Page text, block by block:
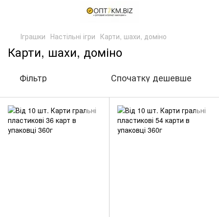
Іграшки Настільні ігри Карти, шахи, доміно
Карти, шахи, доміно
Фільтр Спочатку дешевше